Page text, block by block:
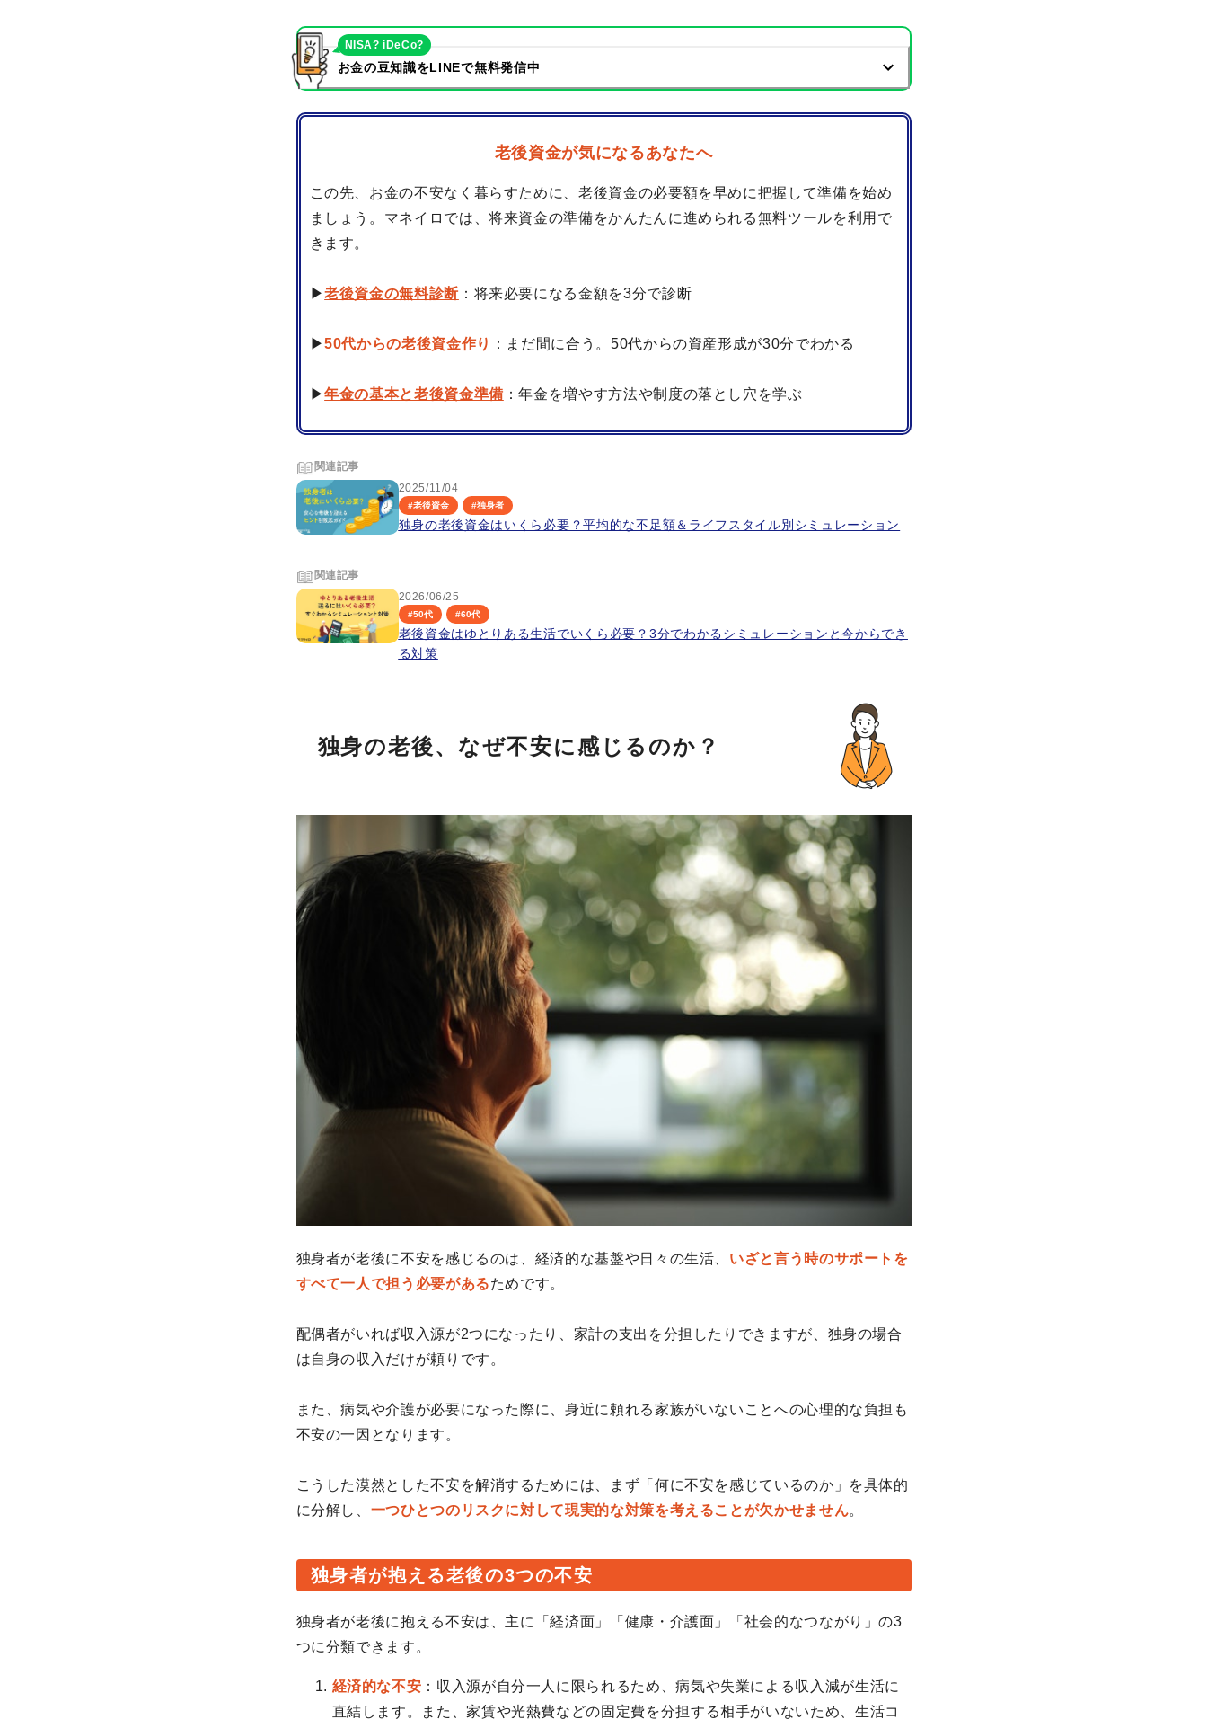
お金の豆知識をLINEで無料発信中
NISA? iDeCo?
老後資金が気になるあなたへ
この先、お金の不安なく暮らすために、老後資金の必要額を早めに把握して準備を始め
ましょう。マネイロでは、将来資金の準備をかんたんに進められる無料ツールを利用で
きます。
▶老後資金の無料診断：将来必要になる金額を3分で診断
▶50代からの老後資金作り ：まだ間に合う。50代からの資産形成が30分でわかる
▶年金の基本と老後資金準備 ：年金を増やす方法や制度の落とし穴を学ぶ
関連記事
2025/11/04
#老後資金 #独身者
独身の老後資金はいくら必要？平均的な不足額＆ライフスタイル別シミュレーション
関連記事
2026/06/25
#50代 #60代
老後資金はゆとりある生活でいくら必要？3分でわかるシミュレーションと今からでき
る対策
独身の老後、なぜ不安に感じるのか？
独身者が老後に不安を感じるのは、経済的な基盤や日々の生活、 いざと言う時のサポートを
すべて一人で担う必要があるためです。
配偶者がいれば収入源が2つになったり、家計の支出を分担したりできますが、独身の場合
は自身の収入だけが頼りです。
また、病気や介護が必要になった際に、身近に頼れる家族がいないことへの心理的な負担も
不安の一因となります。
こうした漠然とした不安を解消するためには、まず「何に不安を感じているのか」を具体的
に分解し、 一つひとつのリスクに対して現実的な対策を考えることが欠かせません。
独身者が抱える老後の3つの不安
独身者が老後に抱える不安は、主に「経済面」「健康・介護面」「社会的なつながり」の3
つに分類できます。
経済的な不安 ：収入源が自分一人に限られるため、病気や失業による収入減が生活に
直結します。また、家賃や光熱費などの固定費を分担する相手がいないため、生活コ